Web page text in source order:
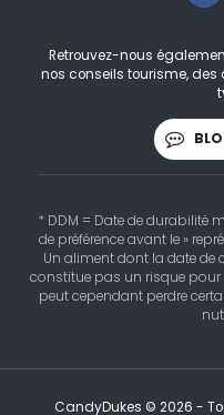
Retrouvez-nous
nos conseils tourisme,
* DDM = Date de durabilité
de préférence avant le »
Un aliment dont la date de
constitue pas un risque
peut cependant perdre
CandyDukes © 2026 -